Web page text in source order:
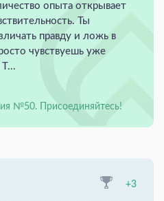
опыта открывает
Ты
правду и ложь в
чувствуешь уже
№50. Присоединяйтесь!
+3